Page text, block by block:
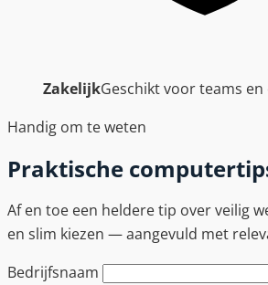
ZakelijkGeschikt voor teams
Handig om te weten
Praktische
Af en toe een heldere tip over veilig
en slim kiezen — aangevuld met
Bedrijfsnaam